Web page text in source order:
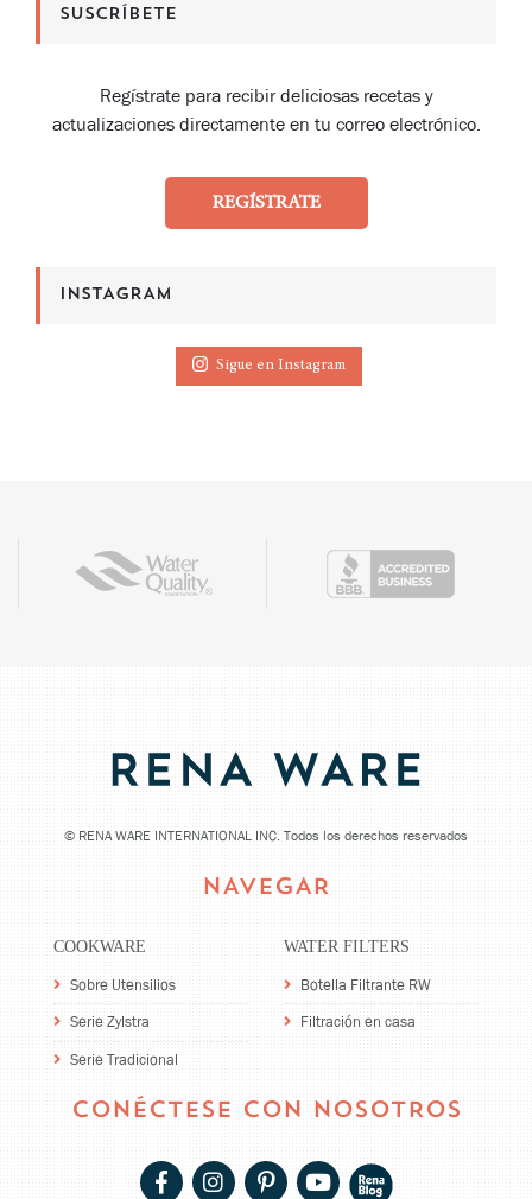
SUSCRÍBETE
Regístrate para recibir deliciosas recetas y
actualizaciones directamente en tu correo electrónico.
REGÍSTRATE
INSTAGRAM
Sigue en Instagram
© RENA WARE INTERNATIONAL INC. Todos los derechos reservados
NAVEGAR
COOKWARE
Sobre Utensilios
Serie Zylstra
Serie Tradicional
WATER FILTERS
Botella Filtrante RW
Filtración en casa
CONÉCTESE CON NOSOTROS